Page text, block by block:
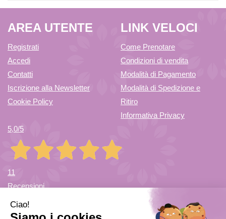
AREA UTENTE
Registrati
Accedi
Contatti
Iscrizione alla Newsletter
Cookie Policy
LINK VELOCI
Come Prenotare
Condizioni di vendita
Modalità di Pagamento
Modalità di Spedizione e
Ritiro
Informativa Privacy
5,0/5
11
Recensioni